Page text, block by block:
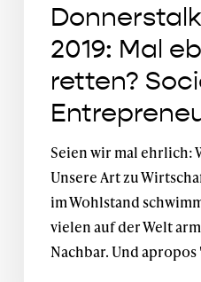
Social
Entrepreneurship!
2019: Mal
retten?
Seien wir mal ehrlich:
Unsere Art zu
im Wohlstand
vielen auf der Welt
Nachbar. Und apropos